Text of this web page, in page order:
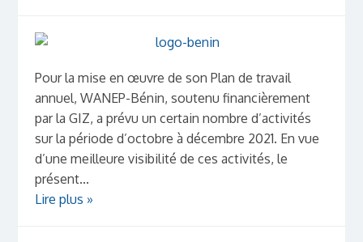
Pour la mise en œuvre de son Plan de travail
annuel, WANEP-Bénin, soutenu financièrement
par la GIZ, a prévu un certain nombre d’activités
sur la période d’octobre à décembre 2021. En vue
d’une meilleure visibilité de ces activités, le
présent...
Lire plus »